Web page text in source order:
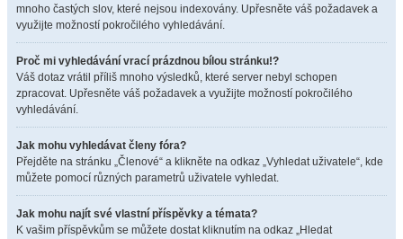
mnoho častých slov, které nejsou indexovány. Upřesněte váš požadavek a
využijte možností pokročilého vyhledávání.
Proč mi vyhledávání vrací prázdnou bílou stránku!?
Váš dotaz vrátil příliš mnoho výsledků, které server nebyl schopen
zpracovat. Upřesněte váš požadavek a využijte možností pokročilého
vyhledávání.
Jak mohu vyhledávat členy fóra?
Přejděte na stránku „Členové“ a klikněte na odkaz „Vyhledat uživatele“, kde
můžete pomocí různých parametrů uživatele vyhledat.
Jak mohu najít své vlastní příspěvky a témata?
K vašim příspěvkům se můžete dostat kliknutím na odkaz „Hledat